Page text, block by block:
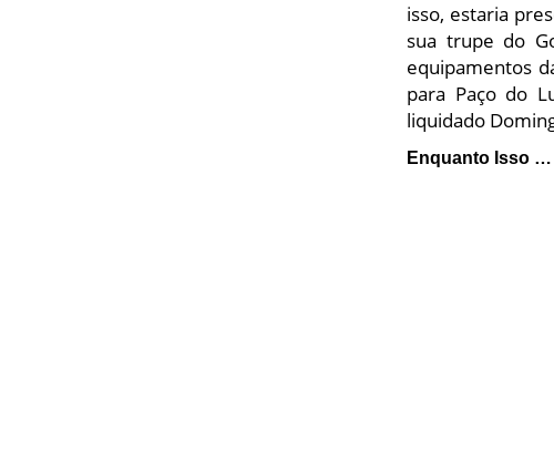
isso, estaria
sua trupe do
equipamentos
para Paço do
liquidado
Enquanto Isso …